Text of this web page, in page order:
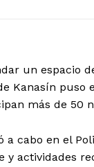
un espacio
Kanasín puso
más de 50
a cabo en el
y actividades